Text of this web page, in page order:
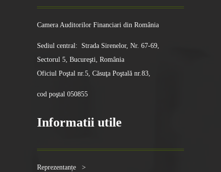
Camera Auditorilor Financiari din România
Sediul central: Strada Sirenelor, Nr. 67-69,
Sectorul 5, Bucureşti, România
Oficiul Poştal nr.5, Căsuţa Poştală nr.83,
cod poştal 050855
Informatii utile
Reprezentanțe >